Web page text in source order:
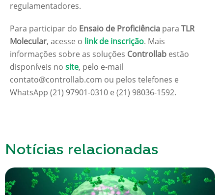
regulamentadores.
Para participar do Ensaio de Proficiência para TLR
Molecular, acesse o link de inscrição. Mais
informações sobre as soluções Controllab estão
disponíveis no site, pelo e-mail
contato@controllab.com ou pelos telefones e
WhatsApp (21) 97901-0310 e (21) 98036-1592.
Notícias relacionadas